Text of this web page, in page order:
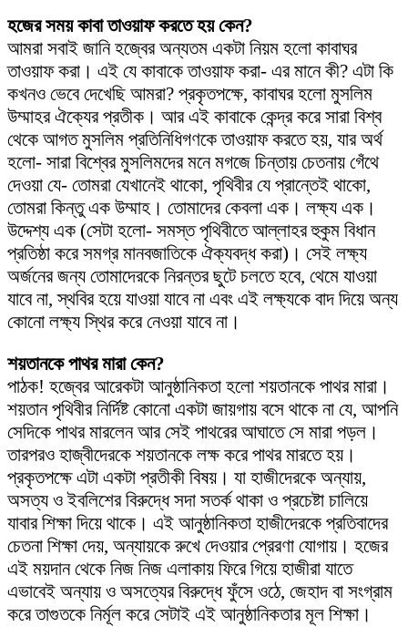
হজের সময় কাবা তাওয়াফ করতে হয় কেন?
আমরা সবাই জানি হজ্বের অন্যতম একটা নিয়ম হলো কাবাঘর
তাওয়াফ করা। এই যে কাবাকে তাওয়াফ করা- এর মানে কী? এটা কি
কখনও ভেবে দেখেছি আমরা? প্রকৃতপক্ষে, কাবাঘর হলো মুসলিম
উম্মাহর ঐক্যের প্রতীক। আর এই কাবাকে কেন্দ্র করে সারা বিশ্ব
থেকে আগত মুসলিম প্রতিনিধিগণকে তাওয়াফ করতে হয়, যার অর্থ
হলো- সারা বিশ্বের মুসলিমদের মনে মগজে চিন্তায় চেতনায় গেঁথে
দেওয়া যে- তোমরা যেখানেই থাকো, পৃথিবীর যে প্রান্তেই থাকো,
তোমরা কিন্তু এক উম্মাহ। তোমাদের কেবলা এক। লক্ষ্য এক।
উদ্দেশ্য এক (সেটা হলো- সমস্ত পৃথিবীতে আল্লাহর হুকুম বিধান
প্রতিষ্ঠা করে সমগ্র মানবজাতিকে ঐক্যবদ্ধ করা)। সেই লক্ষ্য
অর্জনের জন্য তোমাদেরকে নিরন্তর ছুটে চলতে হবে, থেমে যাওয়া
যাবে না, স্থবির হয়ে যাওয়া যাবে না এবং এই লক্ষ্যকে বাদ দিয়ে অন্য
কোনো লক্ষ্য স্থির করে নেওয়া যাবে না।
শয়তানকে পাথর মারা কেন?
পাঠক! হজ্বের আরেকটা আনুষ্ঠানিকতা হলো শয়তানকে পাথর মারা।
শয়তান পৃথিবীর নির্দিষ্ট কোনো একটা জায়গায় বসে থাকে না যে, আপনি
সেদিকে পাথর মারলেন আর সেই পাথরের আঘাতে সে মারা পড়ল।
তারপরও হাজ্বীদেরকে শয়তানকে লক্ষ করে পাথর মারতে হয়।
প্রকৃতপক্ষে এটা একটা প্রতীকী বিষয়। যা হাজীদেরকে অন্যায়,
অসত্য ও ইবলিশের বিরুদ্ধে সদা সতর্ক থাকা ও প্রচেষ্টা চালিয়ে
যাবার শিক্ষা দিয়ে থাকে। এই আনুষ্ঠানিকতা হাজীদেরকে প্রতিবাদের
চেতনা শিক্ষা দেয়, অন্যায়কে রুখে দেওয়ার প্রেরণা যোগায়। হজের
এই ময়দান থেকে নিজ নিজ এলাকায় ফিরে গিয়ে হাজীরা যাতে
এভাবেই অন্যায় ও অসত্যের বিরুদ্ধে ফুঁসে ওঠে, জেহাদ বা সংগ্রাম
করে তাগুতকে নির্মূল করে সেটাই এই আনুষ্ঠানিকতার মূল শিক্ষা।